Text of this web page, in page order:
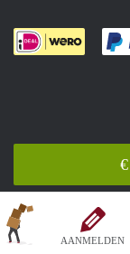
AANMELDEN